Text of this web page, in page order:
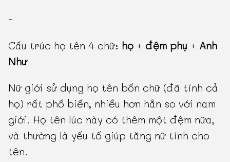
-
Cấu trúc họ tên 4 chữ: họ +đệm phụ + Anh
Như
Nữ giới sử dụng họ tên bốn chữ (đã tính cả
họ) rất phổ biến, nhiều hơn hẳn so với nam
giới. Họ tên lúc này có thêm một đệm nữa,
và thường là yếu tố giúp tăng nữ tính cho
tên.